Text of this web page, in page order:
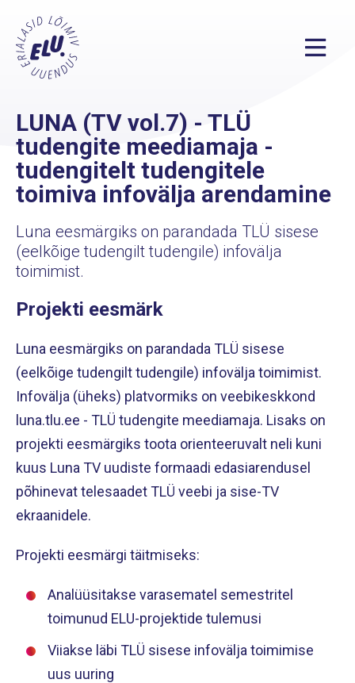
LUNA (TV vol.7) - TLÜ
tudengite meediamaja -
tudengitelt tudengitele
toimiva infovälja arendamine
Luna eesmärgiks on parandada TLÜ sisese
(eelkõige tudengilt tudengile) infovälja
toimimist.
Projekti eesmärk
Luna eesmärgiks on parandada TLÜ sisese
(eelkõige tudengilt tudengile) infovälja toimimist.
Infovälja (üheks) platvormiks on veebikeskkond
luna.tlu.ee - TLÜ tudengite meediamaja. Lisaks on
projekti eesmärgiks toota orienteeruvalt neli kuni
kuus Luna TV uudiste formaadi edasiarendusel
põhinevat telesaadet TLÜ veebi ja sise-TV
ekraanidele.
Projekti eesmärgi täitmiseks:
Analüüsitakse varasematel semestritel
toimunud ELU-projektide tulemusi
Viiakse läbi TLÜ sisese infovälja toimimise
uus uuring